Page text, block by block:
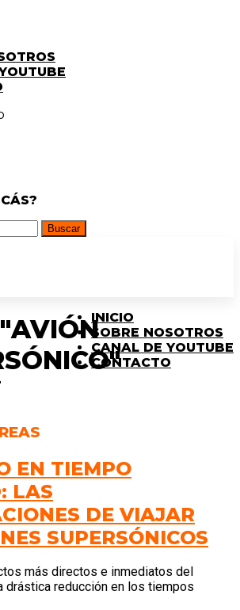
INICIO
SOBRE NOSOTROS
CANAL DE YOUTUBE
CONTACTO
EN TIEMPO
LAS
DE VIAJAR
SUPERSÓNICOS
más directos e inmediatos del
drástica reducción en los tiempos